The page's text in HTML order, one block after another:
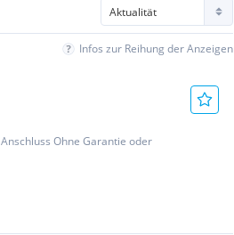
Infos zur Reihung der Anzeigen
Ohne Garantie oder